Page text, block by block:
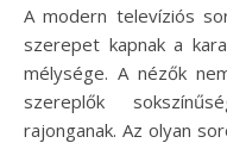
A modern televíziós sorozatok világában egyre nagyobb
szerepet kapnak a
mélysége. A nézők
szereplők
rajonganak. Az olyan